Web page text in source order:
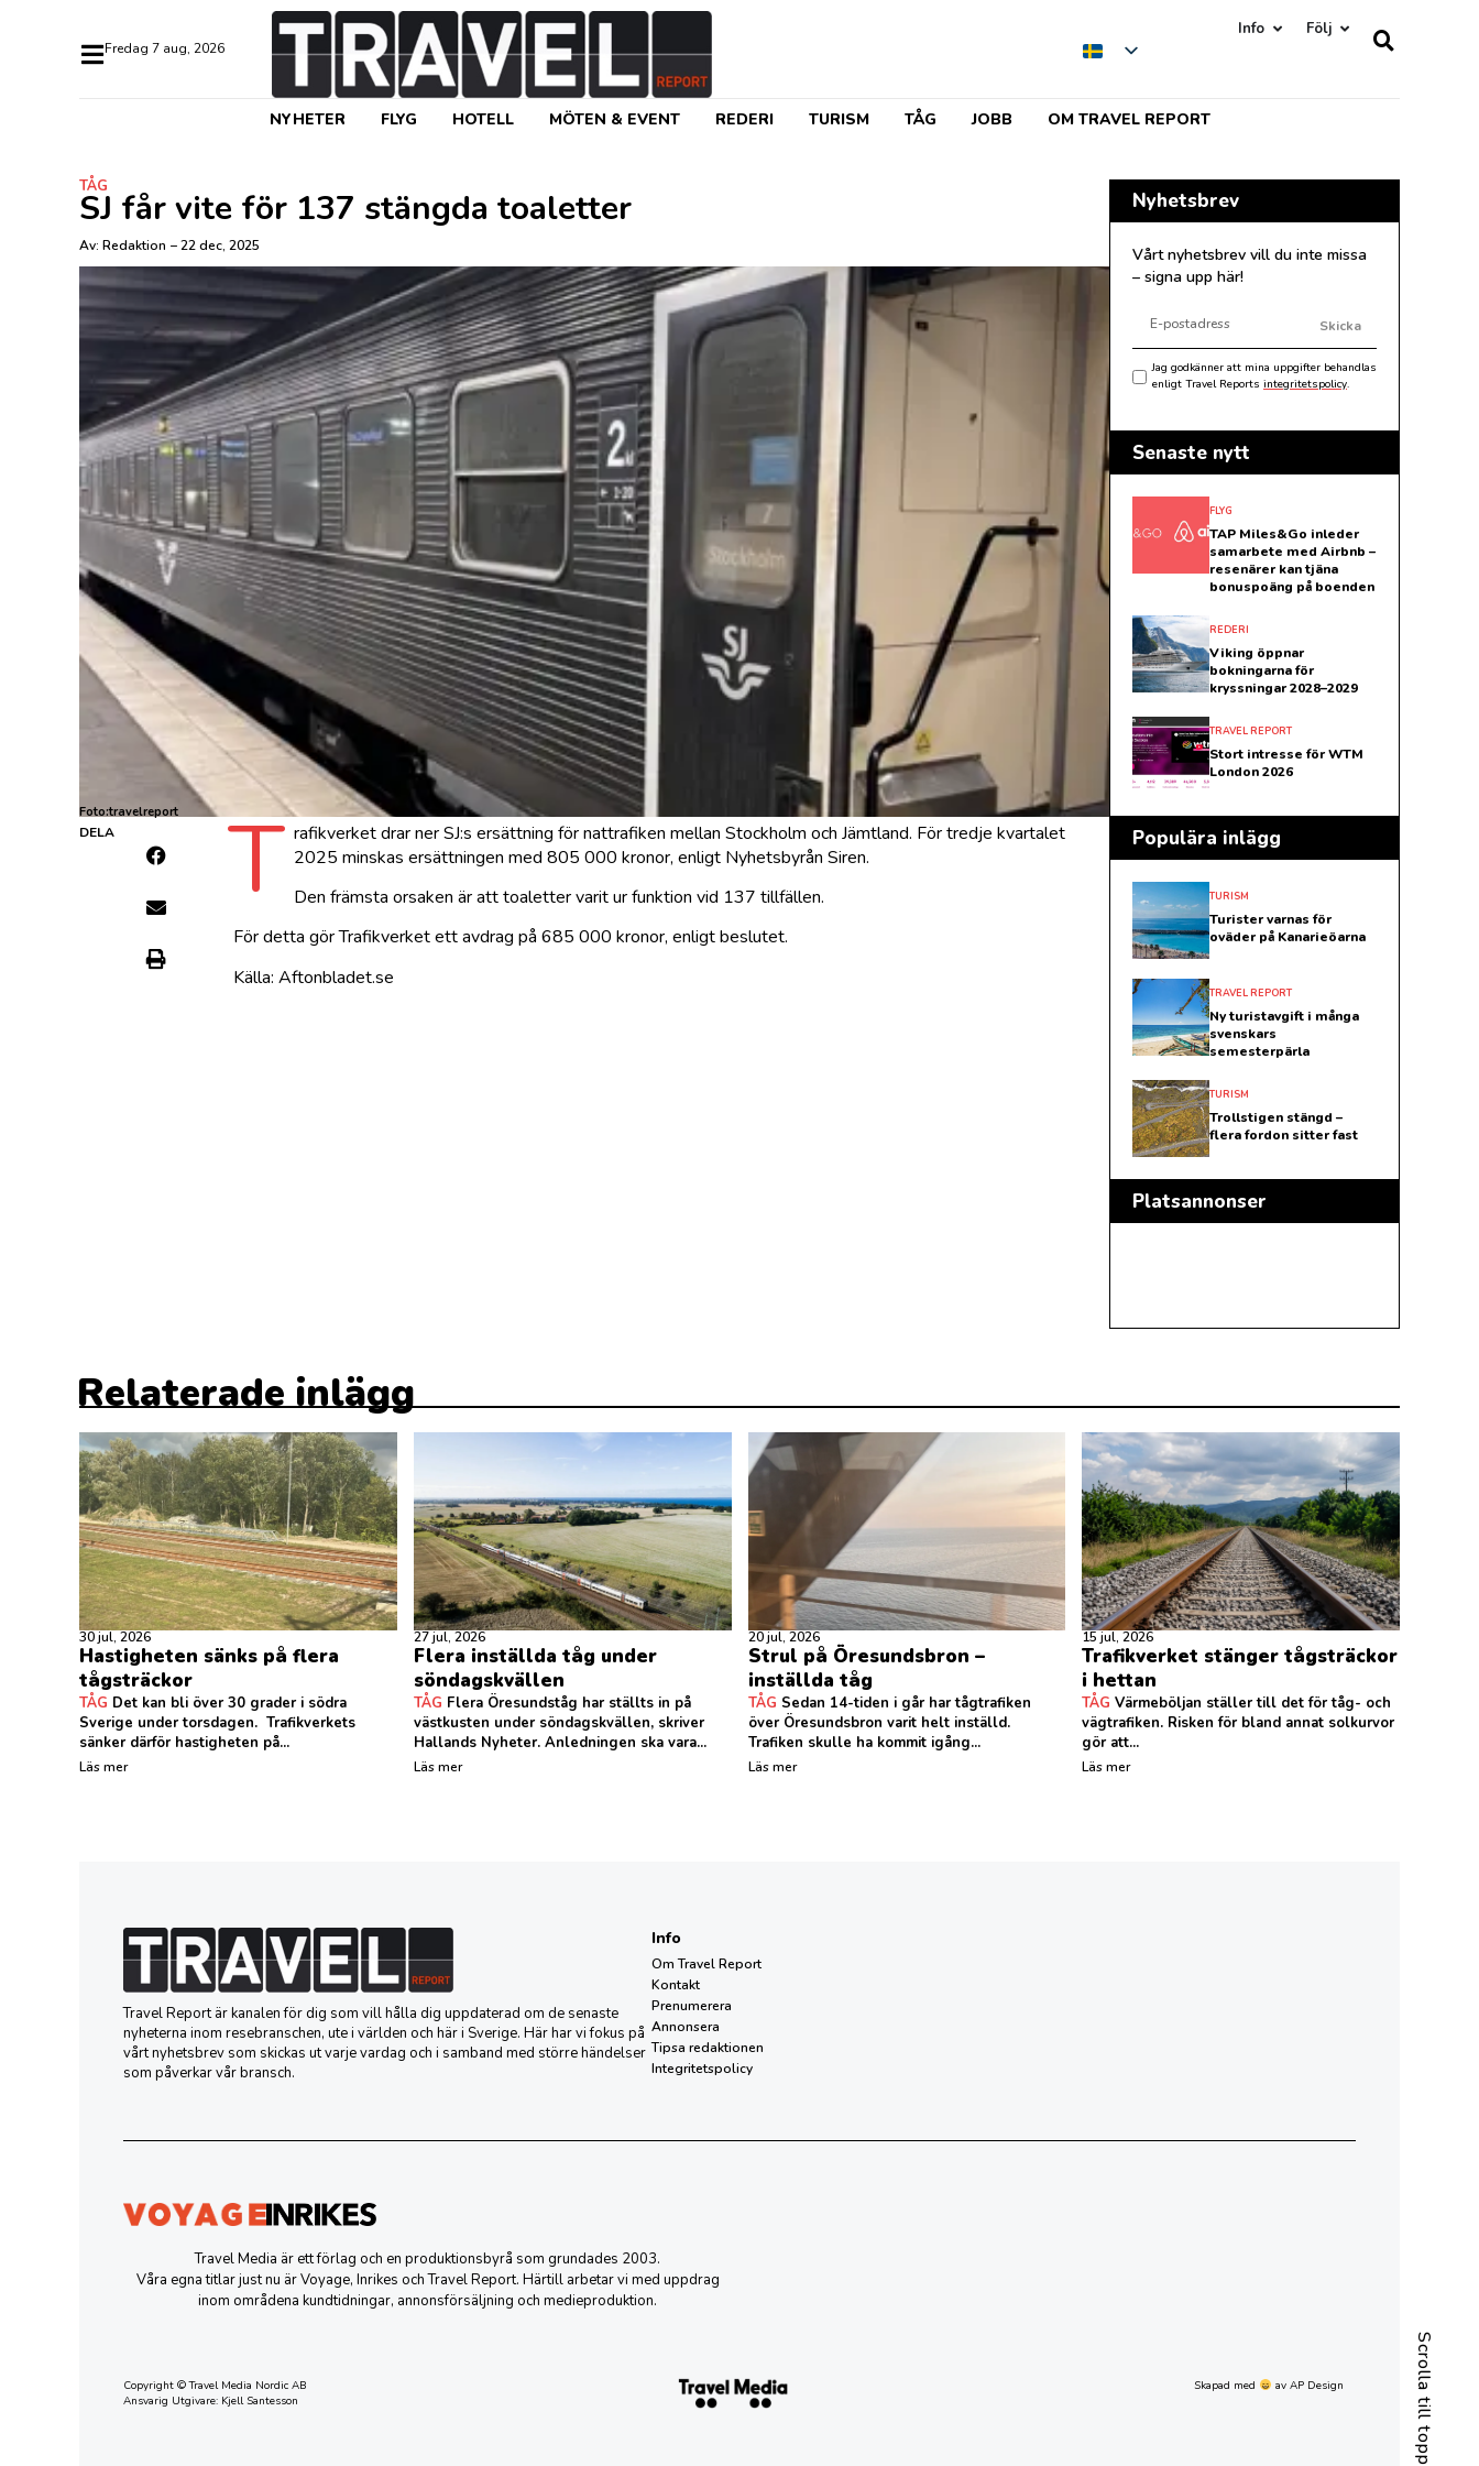
fredag 7 aug, 2026
Info Följ
NYHETER FLYG HOTELL MÖTEN & EVENT REDERI TURISM TÅG JOBB OM TRAVEL REPORT
Scrolla till toppen
TÅG
SJ får vite för 137 stängda toaletter
Av: Redaktion –22 dec, 2025
Foto:travelreport
DELA T rafikverket drar ner SJ:s ersättning för nattrafiken mellan Stockholm och Jämtland. För tredje kvartalet
2025 minskas ersättningen med 805 000 kronor, enligt Nyhetsbyrån Siren.
Den främsta orsaken är att toaletter varit ur funktion vid 137 tillfällen.
För detta gör Trafikverket ett avdrag på 685 000 kronor, enligt beslutet.
Källa: Aftonbladet.se
Nyhetsbrev
Vårt nyhetsbrev vill du inte missa
– signa upp här!
Jag godkänner att mina uppgifter behandlas
enligt Travel Reports integritetspolicy.
Skicka
Senaste nytt
FLYG
TAP Miles&Go inleder
samarbete med Airbnb –
resenärer kan tjäna
bonuspoäng på boenden
REDERI
Viking öppnar
bokningarna för
kryssningar 2028–2029
TRAVEL REPORT
Stort intresse för WTM
London 2026
Populära inlägg
TURISM
Turister varnas för
oväder på Kanarieöarna
TRAVEL REPORT
Ny turistavgift i många
svenskars
semesterpärla
TURISM
Trollstigen stängd –
flera fordon sitter fast
Platsannonser
Relaterade inlägg
30 jul, 2026
Hastigheten sänks på flera
tågsträckor
TÅG Det kan bli över 30 grader i södra
Sverige under torsdagen. Trafikverkets
sänker därför hastigheten på...
Läs mer
27 jul, 2026
Flera inställda tåg under
söndagskvällen
TÅG Flera Öresundståg har ställts in på
västkusten under söndagskvällen, skriver
Hallands Nyheter. Anledningen ska vara...
Läs mer
20 jul, 2026
Strul på Öresundsbron –
inställda tåg
TÅG Sedan 14-tiden i går har tågtrafiken
över Öresundsbron varit helt inställd.
Trafiken skulle ha kommit igång...
Läs mer
15 jul, 2026
Trafikverket stänger tågsträckor
i hettan
TÅG Värmeböljan ställer till det för tåg- och
vägtrafiken. Risken för bland annat solkurvor
gör att...
Läs mer
Travel Report är kanalen för dig som vill hålla dig uppdaterad om de senaste
nyheterna inom resebranschen, ute i världen och här i Sverige. Här har vi fokus på
vårt nyhetsbrev som skickas ut varje vardag och i samband med större händelser
som påverkar vår bransch.
Info
Om Travel Report
Kontakt
Prenumerera
Annonsera
Tipsa redaktionen
Integritetspolicy
Travel Media är ett förlag och en produktionsbyrå som grundades 2003.
Våra egna titlar just nu är Voyage, Inrikes och Travel Report. Härtill arbetar vi med uppdrag
inom områdena kundtidningar, annonsförsäljning och medieproduktion.
Copyright © Travel Media Nordic AB
Ansvarig Utgivare: Kjell Santesson
Skapad med av AP Design